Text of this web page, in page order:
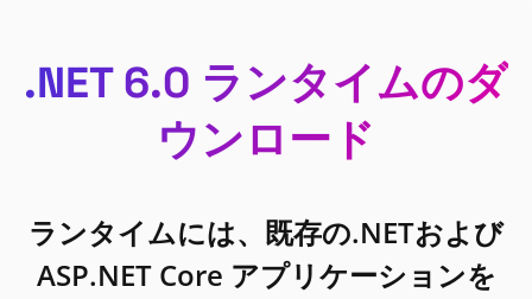
.NET 6.0 ランタイムのダ
ウンロード
ランタイムには、既存の.NETおよび
ASP.NET Core アプリケーションを